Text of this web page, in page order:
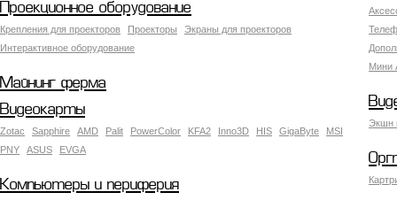
Мини
Проекционное оборудование
Крепления для проекторов Проекторы
Экраны для проекторов
Интерактивное оборудование
Майнинг ферма
Экшн
Видеокарты
Zotac Sapphire AMD Palit PowerColor KFA2 Inno3D HIS GigaByte
MSI
PNY
ASUS EVGA
Компьютеры и периферия